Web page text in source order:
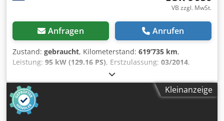
VB zzgl. MwSt.
Anfragen Anrufen
Zustand: gebraucht, Kilometerstand: 619’735 km,
Leistung: 95 kW (129.16 PS), Erstzulassung: 03/2014,
, Reifengröße:
Konfiguration:4x2, Radstand:3’670 mm, Kraftstoff:Diesel,
Farbe:Weiß
, Getriebetyp:
mechanisch
Federung:
Kleinanzeige